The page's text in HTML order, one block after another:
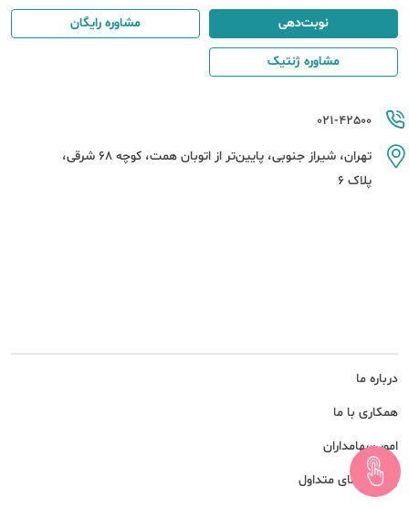
درباره ما
همکاری با ما
امور سهامداران
پرسش های متداول
021-42500
تهران، شیراز جنوبی، پایین‌تر از اتوبان همت، کوچه 68 شرقی،
پلاک 6
نوبت‌دهی مشاوره رایگان
مشاوره ژنتیک